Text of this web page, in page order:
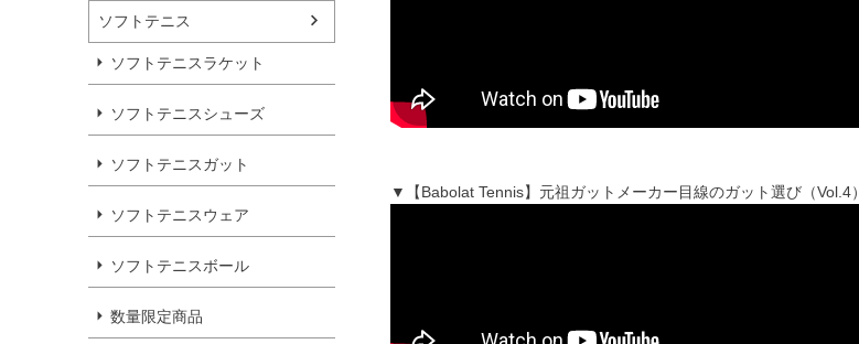
ソフトテニス
ソフトテニスラケット
ソフトテニスシューズ
ソフトテニスガット
ソフトテニスウェア
ソフトテニスボール
数量限定商品
▼【Babolat Tennis】元祖ガットメーカー目線のガット選び（Vol.4）